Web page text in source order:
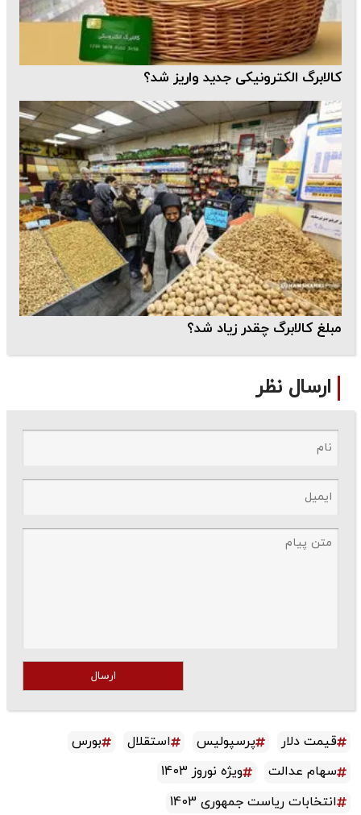
کالابرگ الکترونیکی جدید واریز شد؟
مبلغ کالابرگ چقدر زیاد شد؟
ارسال نظر
ارسال
قیمت دلار پرسپولیس استقلال
بورس
سهام عدالت
ویژه نوروز 1403
انتخابات ریاست جمهوری 1403